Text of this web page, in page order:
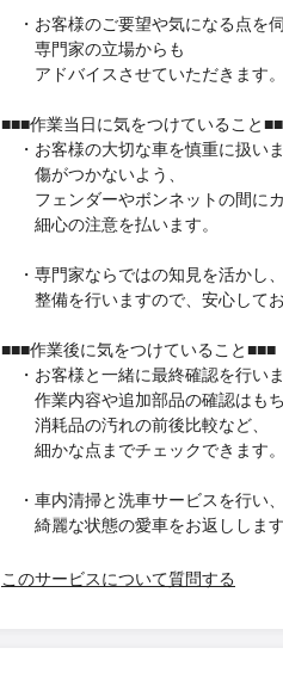
・お客様のご要望や気になる点を伺
専門家の立場からも
アドバイスさせていただきます。
■■■作業当日に気をつけていること
・お客様の大切な車を慎重に扱いま
傷がつかないよう、
フェンダーやボンネットの間にカ
細心の注意を払います。
・専門家ならではの知見を活かし、
整備を行いますので、安心してお
■■■作業後に気をつけていること■■■
・お客様と一緒に最終確認を行いま
作業内容や追加部品の確認はもち
消耗品の汚れの前後比較など、
細かな点までチェックできます。
・車内清掃と洗車サービスを行い、
綺麗な状態の愛車をお返しします
このサービスについて質問する